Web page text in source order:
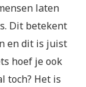
laten
Dit betekent
en dit is juist
hoef je ook
toch? Het is